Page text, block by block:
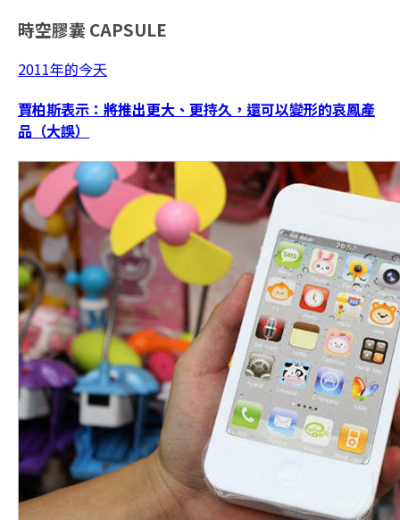
時空膠囊 CAPSULE
2011年的今天
賈柏斯表示：將推出更大、更持久，還可以變形的哀鳳產
品（大誤）